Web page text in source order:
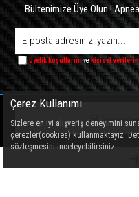
Bültenimize Üye Olun !
Üyelik koşullarınıvekişisel
Çerez Kullanımı
Sizlere en iyi alışveriş deneyimini
çerezler(cookies) kullanmaktayız.
sözleşmesini inceleyebilirsiniz.